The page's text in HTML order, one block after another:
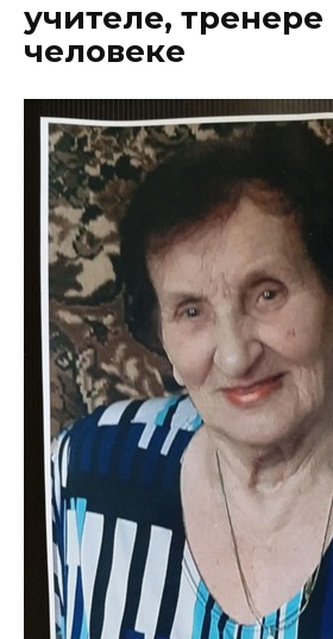
учителе, тренере
человеке